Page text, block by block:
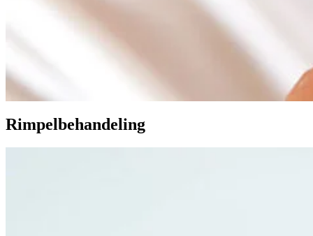
Rimpelbehandeling